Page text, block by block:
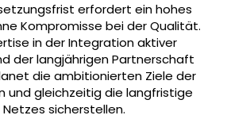
erfordert ein hohes
Kompromisse bei der Qualität.
in der Integration aktiver
der langjährigen Partnerschaft
die ambitionierten Ziele der
und gleichzeitig die langfristige
sicherstellen.